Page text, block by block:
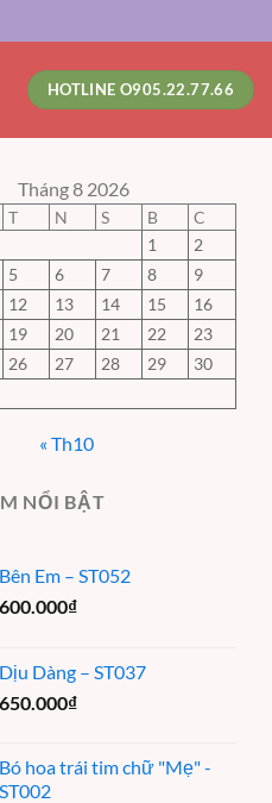
HOTLINE O905.22.77.66
Tháng 8 2026
T N S B
C
1
2
5 6 7 8
9
12 13 14 15
16
19 20 21 22
23
26 27 28 29
30
« Th10
NỔI BẬT
Bên Em – ST052
600.000₫
Dịu Dàng – ST037
650.000₫
Bó hoa trái tim chữ "Mẹ" -
ST002